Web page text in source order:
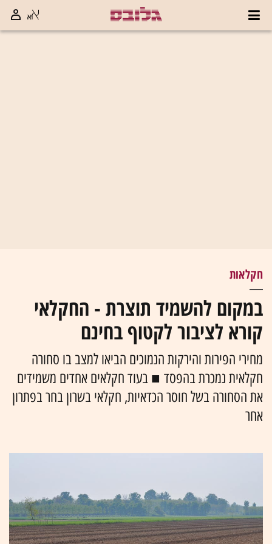
חקלאות
במקום להשמיד תוצרת - החקלאי
קורא לציבור לקטוף בחינם
מחירי הפירות והירקות הנמוכים הביאו למצב בו סחורה
חקלאית נמכרת בהפסד ■ בעוד חקלאים אחדים משמידים
את הסחורה בשל חוסר הכדאיות, חקלאי בשרון בחר בפתרון
אחר